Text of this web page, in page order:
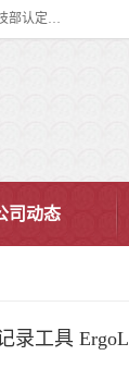
眼动仪多少钱?北京津发科技股份有限公司主营：事件相关电位仪、生理仪、肌电仪、脑电仪、皮电仪、眼动仪；是国家级高新技术企业、科技部认定的科技型中小企业和中关村高新技术企业，具备保密资格，具备自主进出口经营权；自主研发技术、产品与服务荣获多项省部级科学技术奖励、国家发明专利、国家软件著作权和省部级新技术新产品（服务）认证。
司动态
录工具